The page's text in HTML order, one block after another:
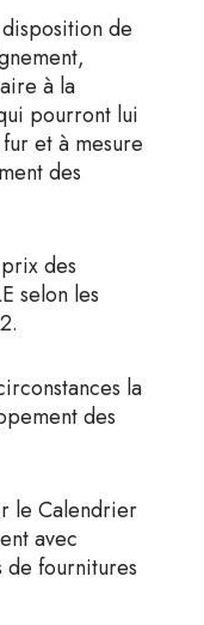
de
à la
pourront lui
et à mesure
des
des
selon les
la
des
le Calendrier
avec
de fournitures